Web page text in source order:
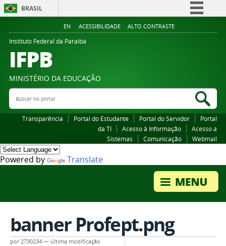
BRASIL
Simplifique!
Legislação
EN ACESSIBILIDADE ALTO CONTRASTE
Instituto Federal da Paraiba
IFPB
MINISTÉRIO DA EDUCAÇÃO
Buscar no portal
Transparência Portal do Estudante Portal do Servidor
Portal
da TI
Acesso à Informação
Acesso a
Sistemas
Comunicação Webmail
Powered by Translate
banner Profept.png
por2730234 — última modificação